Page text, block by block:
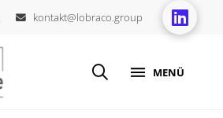
kontakt@lobraco.group
MENÜ